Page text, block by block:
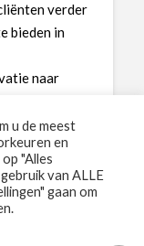
verder
bieden in
naar
AAN KWALITEIT
JAARVERSLAGEN
u de meest
en
"Alles
van ALLE
gaan om